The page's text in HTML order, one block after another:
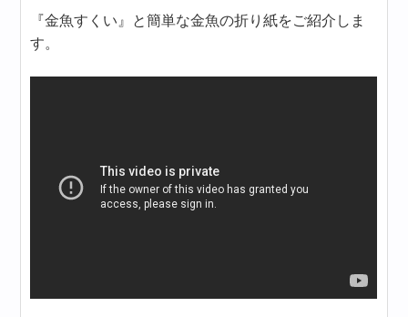
『金魚すくい』と簡単な金魚の折り紙をご紹介しま
す。